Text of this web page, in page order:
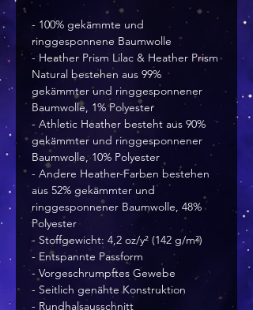
- 100% gekämmte und
ringgesponnene Baumwolle
- Heather Prism Lilac & Heather Prism
Natural bestehen aus 99%
gekämmter und ringgesponnener
Baumwolle, 1% Polyester
- Athletic Heather besteht aus 90%
gekämmter und ringgesponnener
Baumwolle, 10% Polyester
- Andere Heather-Farben bestehen
aus 52% gekämmter und
ringgesponnener Baumwolle, 48%
Polyester
- Stoffgewicht: 4,2 oz/y² (142 g/m²)
- Entspannte Passform
- Vorgeschrumpftes Gewebe
- Seitlich genähte Konstruktion
- Rundhalsausschnitt